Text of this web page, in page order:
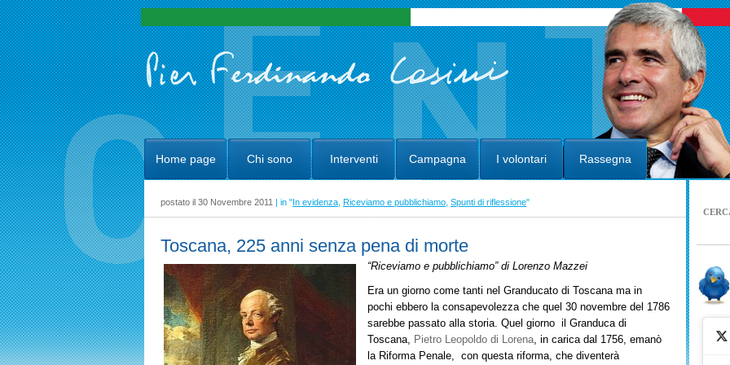
Home page Chi sono Interventi Campagna I volontari Rassegna
postato il 30 Novembre 2011 | in "In evidenza Riceviamo e pubblichiamo Spunti di riflessione"
Toscana, 225 anni senza pena di morte
“Riceviamo e pubblichiamo” di Lorenzo Mazzei
Era un giorno come tanti nel Granducato di Toscana ma in
pochi ebbero la consapevolezza che quel 30 novembre del 1786
sarebbe passato alla storia. Quel giorno il Granduca di
Toscana, Pietro Leopoldo di Lorena, in carica dal 1756, emanò
la Riforma Penale, con questa riforma, che diventerà